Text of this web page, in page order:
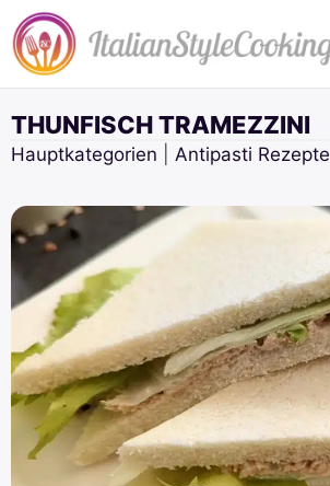
Zum
Inhalt
springen
THUNFISCH TRAMEZZINI
Hauptkategorien Antipasti Rezepte